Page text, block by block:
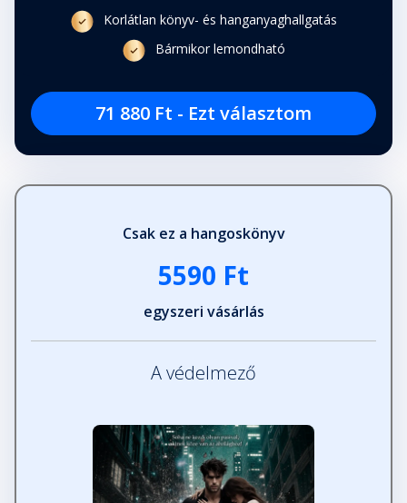
Korlátlan könyv- és hanganyaghallgatás
Bármikor lemondható
71 880 Ft - Ezt választom
Csak ez a hangoskönyv
5590 Ft
egyszeri vásárlás
A védelmező